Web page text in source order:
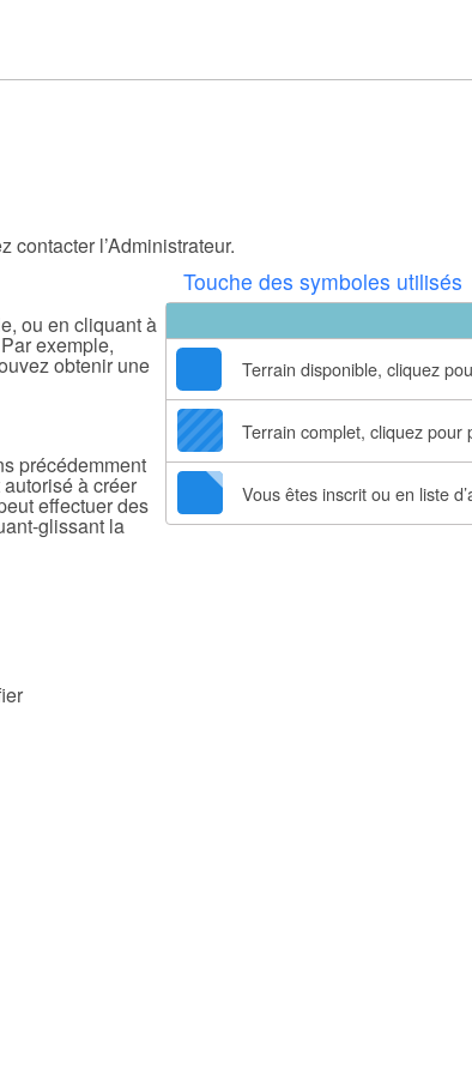
l’Administrateur.
Touche des symboles utilisés
Terrain disponible, cliquez
Terrain complet, cliquez pour
Vous êtes inscrit ou en liste
ou en cliquant à
exemple,
obtenir une
précédemment
à créer
effectuer des
glissant la